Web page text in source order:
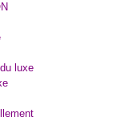
luxe